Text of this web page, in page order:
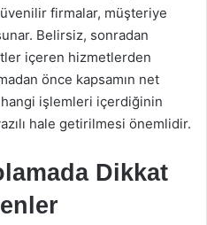
firmalar, müşteriye
Belirsiz, sonradan
içeren hizmetlerden
önce kapsamın net
hangi işlemleri içerdiğinin
hale getirilmesi önemlidir.
Dikkat